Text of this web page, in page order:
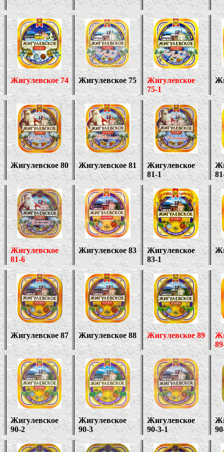
Жигулевское 74 Жигулевское 75
Жигулевское
75-1
Жигулевское 80 Жигулевское 81
Жигулевское
81-1
Жигулевское
81-6
Жигулевское83
Жигулевское
83-1
Жигулевское 87 Жигулевское 88 Жигулевское 89
Жигулевское
90-2
Жигулевское
90-3
Жигулевское
90-3-1